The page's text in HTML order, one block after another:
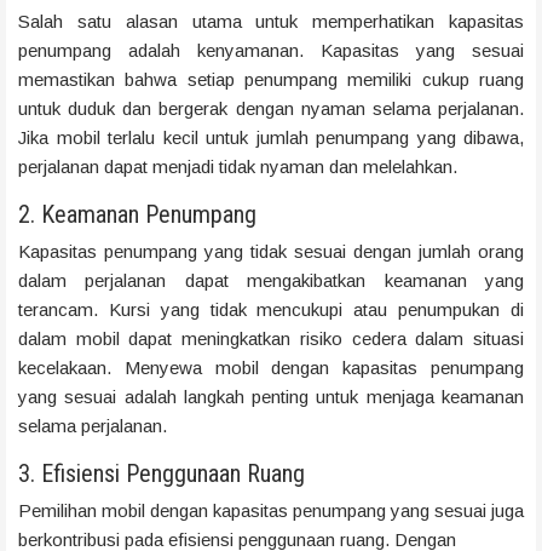
Salah satu alasan utama untuk memperhatikan kapasitas
penumpang adalah kenyamanan. Kapasitas yang sesuai
memastikan bahwa setiap penumpang memiliki cukup ruang
untuk duduk dan bergerak dengan nyaman selama perjalanan.
Jika mobil terlalu kecil untuk jumlah penumpang yang dibawa,
perjalanan dapat menjadi tidak nyaman dan melelahkan.
2. Keamanan Penumpang
Kapasitas penumpang yang tidak sesuai dengan jumlah orang
dalam perjalanan dapat mengakibatkan keamanan yang
terancam. Kursi yang tidak mencukupi atau penumpukan di
dalam mobil dapat meningkatkan risiko cedera dalam situasi
kecelakaan. Menyewa mobil dengan kapasitas penumpang
yang sesuai adalah langkah penting untuk menjaga keamanan
selama perjalanan.
3. Efisiensi Penggunaan Ruang
Pemilihan mobil dengan kapasitas penumpang yang sesuai juga
berkontribusi pada efisiensi penggunaan ruang. Dengan